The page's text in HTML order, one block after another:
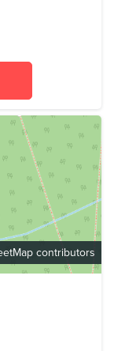
contributors